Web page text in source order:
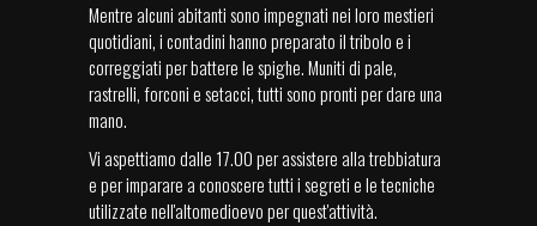
Mentre alcuni abitanti sono impegnati nei loro mestieri
quotidiani, i contadini hanno preparato il tribolo e i
correggiati per battere le spighe. Muniti di pale,
rastrelli, forconi e setacci, tutti sono pronti per dare una
mano.
Vi aspettiamo dalle 17.00 per assistere alla trebbiatura
e per imparare a conoscere tutti i segreti e le tecniche
utilizzate nell'altomedioevo per quest'attività.